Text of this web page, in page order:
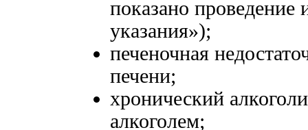
показано
указания»);
печеночная
печени;
хронический
алкоголем;